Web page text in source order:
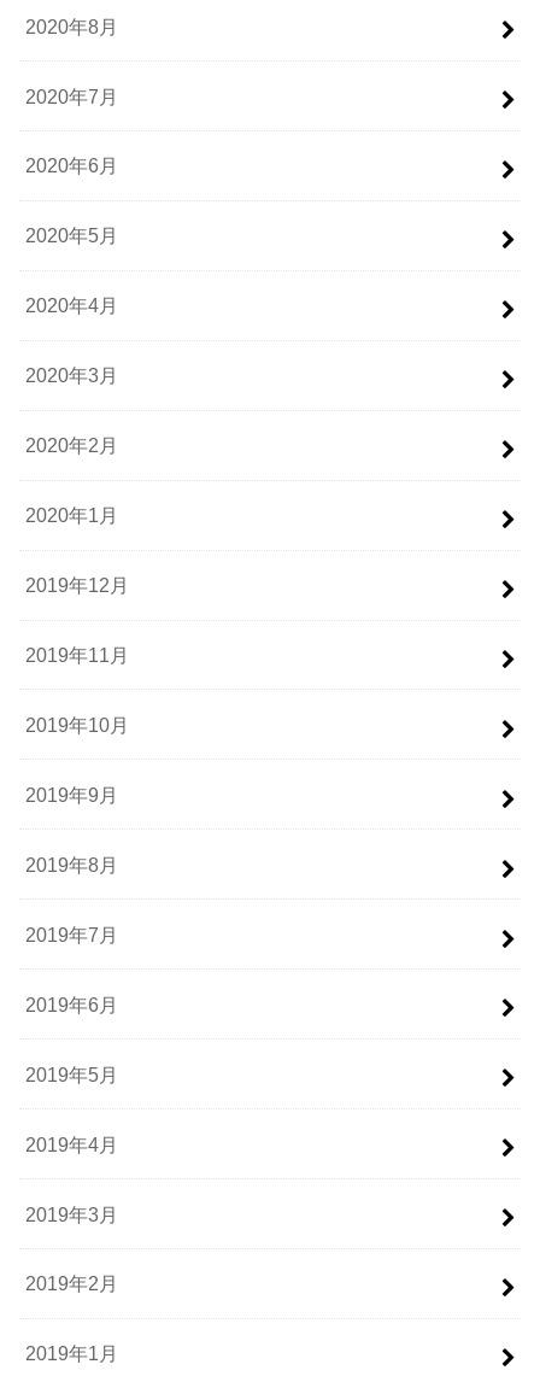
2020年8月
2020年7月
2020年6月
2020年5月
2020年4月
2020年3月
2020年2月
2020年1月
2019年12月
2019年11月
2019年10月
2019年9月
2019年8月
2019年7月
2019年6月
2019年5月
2019年4月
2019年3月
2019年2月
2019年1月